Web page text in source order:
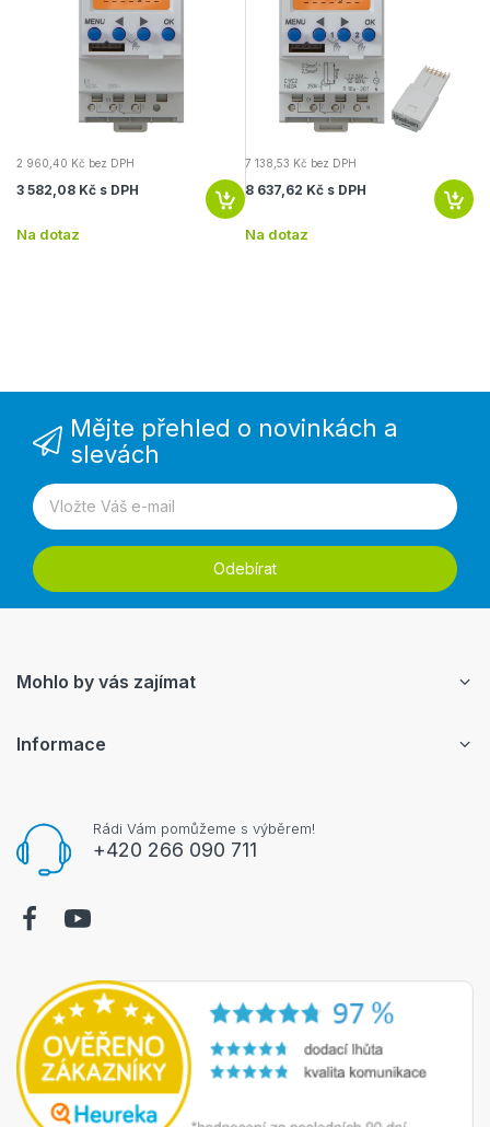
2 960,40 Kč bez DPH
3 582,08 Kč s DPH
Na dotaz
7 138,53 Kč bez DPH
8 637,62 Kč s DPH
Na dotaz
Mějte přehled o novinkách a
slevách
Odebírat
Rádi Vám pomůžeme s výběrem!
+420 266 090 711
Mohlo by vás zajímat
Informace